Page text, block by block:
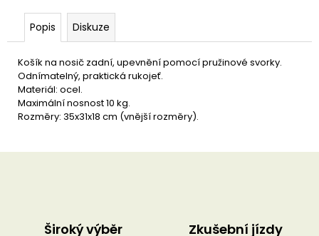
Popis Diskuze
Košík na nosič zadní, upevnění pomocí pružinové svorky.
Odnímatelný, praktická rukojeť.
Materiál: ocel.
Maximální nosnost 10 kg.
Rozměry: 35x31x18 cm (vnější rozměry).
Široký výběr Zkušební jízdy
č
u
e
m
e